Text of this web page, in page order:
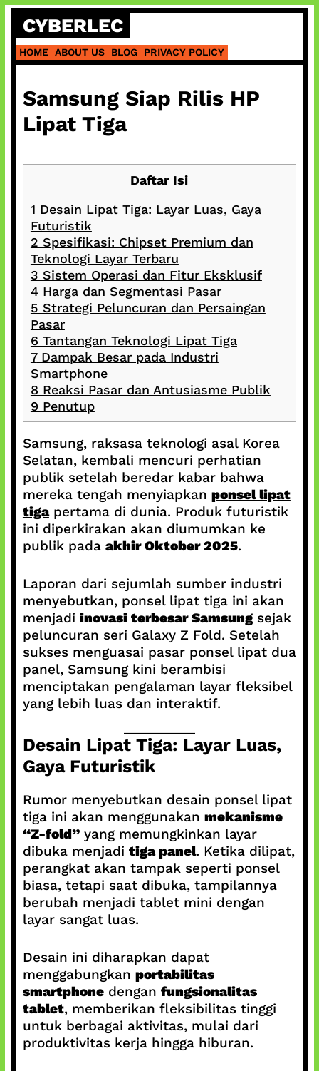
Skip
content
CYBERLEC
HOME ABOUT US BLOG PRIVACY POLICY
Samsung Siap Rilis HP
Lipat Tiga
Daftar Isi
1 Desain Lipat Tiga: Layar Luas, Gaya
Futuristik
2 Spesifikasi: Chipset Premium dan
Teknologi Layar Terbaru
3 Sistem Operasi dan Fitur Eksklusif
4Harga dan Segmentasi Pasar
5 Strategi Peluncuran dan Persaingan
Pasar
6 Tantangan Teknologi Lipat Tiga
7Dampak Besar pada Industri
Smartphone
8 Reaksi Pasar dan Antusiasme Publik
9 Penutup
Samsung, raksasa teknologi asal Korea
Selatan, kembali mencuri perhatian
publik setelah beredar kabar bahwa
mereka tengah menyiapkan ponsel lipat
tigapertama di dunia. Produk futuristik
ini diperkirakan akan diumumkan ke
publik pada akhir Oktober 2025.
Laporan dari sejumlah sumber industri
menyebutkan, ponsel lipat tiga ini akan
menjadi inovasi terbesar Samsungsejak
peluncuran seri Galaxy Z Fold. Setelah
sukses menguasai pasar ponsel lipat dua
panel, Samsung kini berambisi
menciptakan pengalaman layar fleksibel
yang lebih luas dan interaktif.
Desain Lipat Tiga: Layar Luas,
Gaya Futuristik
Rumor menyebutkan desain ponsel lipat
tiga ini akan menggunakan mekanisme
“Z-fold”yang memungkinkan layar
dibuka menjadi tiga panel. Ketika dilipat,
perangkat akan tampak seperti ponsel
biasa, tetapi saat dibuka, tampilannya
berubah menjadi tablet mini dengan
layar sangat luas.
Desain ini diharapkan dapat
menggabungkan portabilitas
smartphonedengan fungsionalitas
tablet, memberikan fleksibilitas tinggi
untuk berbagai aktivitas, mulai dari
produktivitas kerja hingga hiburan.